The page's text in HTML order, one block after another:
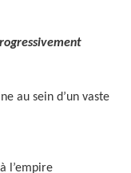
au sein d’un vaste
l’empire